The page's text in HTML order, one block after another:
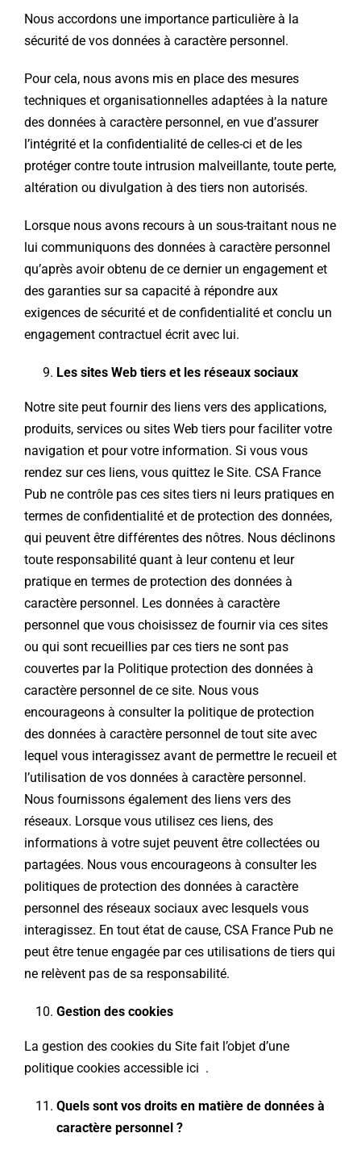
Nous accordons une importance particulière à la
sécurité de vos données à caractère personnel.
Pour cela, nous avons mis en place des mesures
techniques et organisationnelles adaptées à la nature
des données à caractère personnel, en vue d’assurer
l’intégrité et la confidentialité de celles-ci et de les
protéger contre toute intrusion malveillante, toute perte,
altération ou divulgation à des tiers non autorisés.
Lorsque nous avons recours à un sous-traitant nous ne
lui communiquons des données à caractère personnel
qu’après avoir obtenu de ce dernier un engagement et
des garanties sur sa capacité à répondre aux
exigences de sécurité et de confidentialité et conclu un
engagement contractuel écrit avec lui.
Les sites Web tiers et les réseaux sociaux
Notre site peut fournir des liens vers des applications,
produits, services ou sites Web tiers pour faciliter votre
navigation et pour votre information. Si vous vous
rendez sur ces liens, vous quittez le Site. CSA France
Pub ne contrôle pas ces sites tiers ni leurs pratiques en
termes de confidentialité et de protection des données,
qui peuvent être différentes des nôtres. Nous déclinons
toute responsabilité quant à leur contenu et leur
pratique en termes de protection des données à
caractère personnel. Les données à caractère
personnel que vous choisissez de fournir via ces sites
ou qui sont recueillies par ces tiers ne sont pas
couvertes par la Politique protection des données à
caractère personnel de ce site. Nous vous
encourageons à consulter la politique de protection
des données à caractère personnel de tout site avec
lequel vous interagissez avant de permettre le recueil et
l’utilisation de vos données à caractère personnel.
Nous fournissons également des liens vers des
réseaux. Lorsque vous utilisez ces liens, des
informations à votre sujet peuvent être collectées ou
partagées. Nous vous encourageons à consulter les
politiques de protection des données à caractère
personnel des réseaux sociaux avec lesquels vous
interagissez. En tout état de cause, CSA France Pub ne
peut être tenue engagée par ces utilisations de tiers qui
ne relèvent pas de sa responsabilité.
Gestion des cookies
La gestion des cookies du Site fait l’objet d’une
politique cookies accessible ici .
Quels sont vos droits en matière de données à
caractère personnel ?